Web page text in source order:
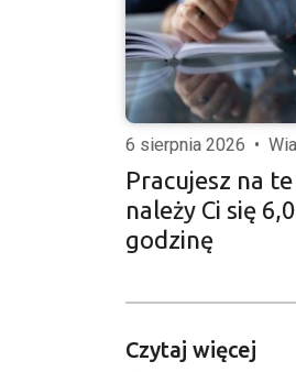
6 sierpnia 2026 •
Pracujesz na
należy Ci się
godzinę
Czytaj więcej